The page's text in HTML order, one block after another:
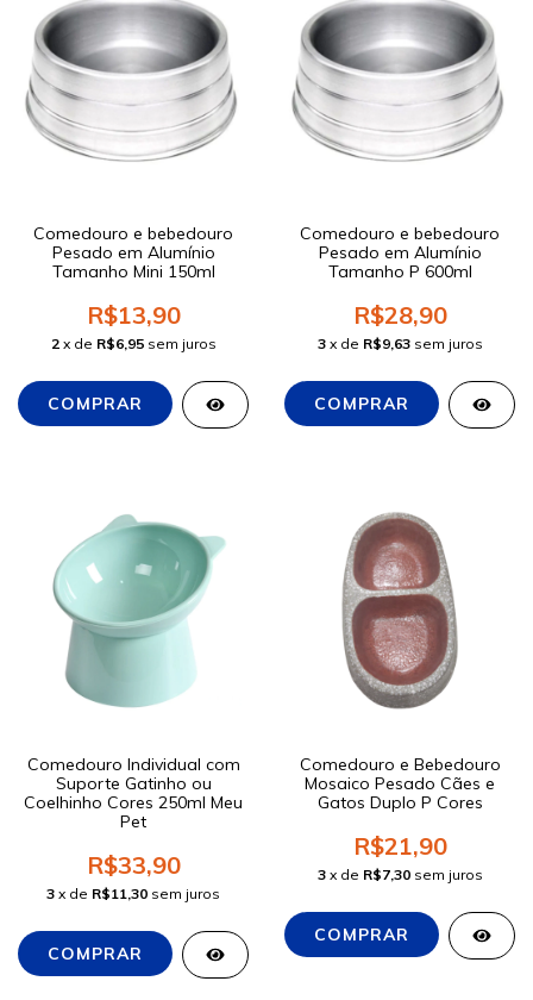
Comedouro e bebedouro
Pesado em Alumínio
Tamanho Mini 150ml
R$13,90
2 x de R$6,95 sem juros
Comedouro e bebedouro
Pesado em Alumínio
Tamanho P 600ml
R$28,90
3 x de R$9,63 sem juros
Comedouro Individual com
Suporte Gatinho ou
Coelhinho Cores 250ml Meu
Pet
R$33,90
3 x de R$11,30 sem juros
Comedouro e Bebedouro
Mosaico Pesado Cães e
Gatos Duplo P Cores
R$21,90
3 x de R$7,30 sem juros